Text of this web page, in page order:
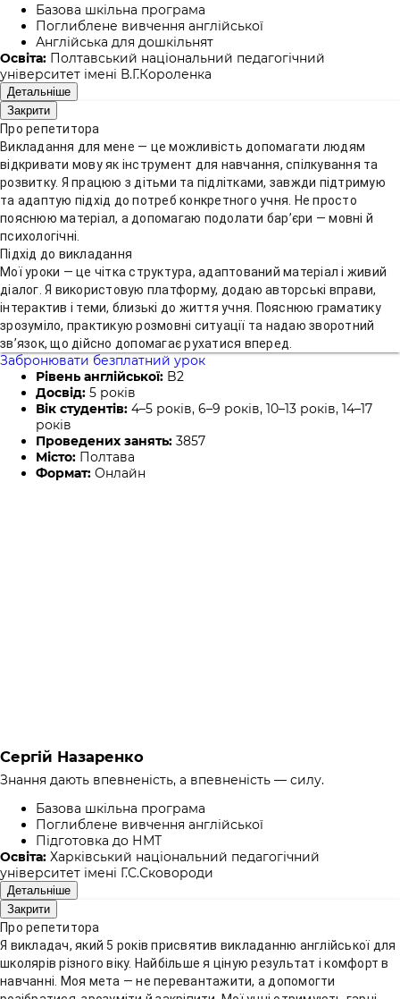
Базова шкільна програма
Поглиблене вивчення англійської
Англійська для дошкільнят
Освіта: Полтавський національний педагогічний
університет імені В.Г.Короленка
Детальніше
Закрити
Про репетитора
Викладання для мене — це можливість допомагати людям
відкривати мову як інструмент для навчання, спілкування та
розвитку. Я працюю з дітьми та підлітками, завжди підтримую
та адаптую підхід до потреб конкретного учня. Не просто
пояснюю матеріал, а допомагаю подолати бар’єри — мовні й
психологічні.
Підхід до викладання
Мої уроки — це чітка структура, адаптований матеріал і живий
діалог. Я використовую платформу, додаю авторські вправи,
інтерактив і теми, близькі до життя учня. Пояснюю граматику
зрозуміло, практикую розмовні ситуації та надаю зворотний
зв’язок, що дійсно допомагає рухатися вперед.
Забронювати безплатний урок
Рівень англійської: B2
Досвід: 5 років
Вік студентів: 4–5 років, 6–9 років, 10–13 років, 14–17
років
Проведених занять: 3857
Місто: Полтава
Формат: Онлайн
Сергій Назаренко
Знання дають впевненість, а впевненість — силу.
Базова шкільна програма
Поглиблене вивчення англійської
Підготовка до НМТ
Освіта: Харківський національний педагогічний
університет імені Г.С.Сковороди
Детальніше
Закрити
Про репетитора
Я викладач, який 5 років присвятив викладанню англійської для
школярів різного віку. Найбільше я ціную результат і комфорт в
навчанні. Моя мета — не перевантажити, а допомогти